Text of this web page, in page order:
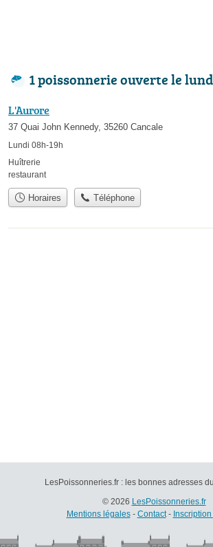
1 poissonnerie ouverte le
L'Aurore
37 Quai John Kennedy, 35260 Cancale
Lundi 08h-19h
Huîtrerie
restaurant
Horaires Téléphone
LesPoissonneries.fr : les bonnes adresses
© 2026 LesPoissonneries.fr
Mentions légales- Contact-